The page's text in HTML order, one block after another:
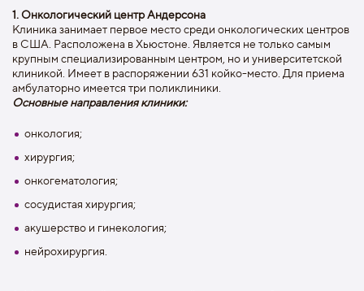
1. Онкологический центр Андерсона
Клиника занимает первое место среди онкологических центров
в США. Расположена в Хьюстоне. Является не только самым
крупным специализированным центром, но и университетской
клиникой. Имеет в распоряжении 631 койко-место. Для приема
амбулаторно имеется три поликлиники.
Основные направления клиники:
онкология;
хирургия;
онкогематология;
сосудистая хирургия;
акушерство и гинекология;
нейрохирургия.